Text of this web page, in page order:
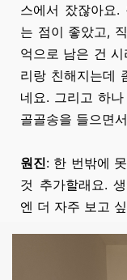
스에서 잤잖아요
는 점이 좋았고,
억으로 남은 건
리랑 친해지는데
네요. 그리고 하
골골송을 들으면
원진: 한 번밖에
것 추가할래요.
엔 더 자주 보고